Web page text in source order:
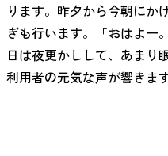
ります。昨夕から今朝にか
ぎも行います。「おはよー
日は夜更かしして、あまり
利用者の元気な声が響きます